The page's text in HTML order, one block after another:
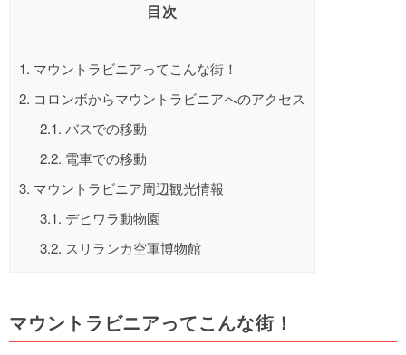
目次
1. マウントラビニアってこんな街！
2. コロンボからマウントラビニアへのアクセス
2.1. バスでの移動
2.2. 電車での移動
3. マウントラビニア周辺観光情報
3.1. デヒワラ動物園
3.2. スリランカ空軍博物館
マウントラビニアってこんな街！